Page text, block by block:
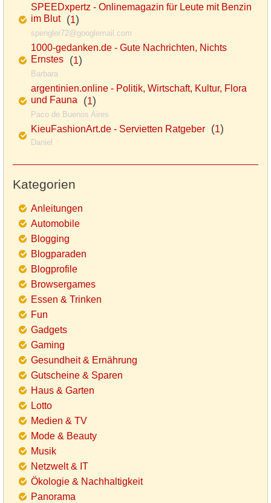
SPEEDxpertz - Onlinemagazin für Leute mit Benzin
im Blut(1)
spengler72@googlemail.com
1000-gedanken.de - Gute Nachrichten, Nichts
Ernstes (1)
Barbara
argentinien.online - Politik, Wirtschaft, Kultur, Flora
und Fauna (1)
Paco de Buenos Aires
KieuFashionArt.de - Servietten Ratgeber (1)
Daniel
Kategorien
Anleitungen
Automobile
Blogging
Blogparaden
Blogprofile
Browsergames
Essen & Trinken
Fun
Gadgets
Gaming
Gesundheit & Ernährung
Gutscheine & Sparen
Haus & Garten
Lotto
Medien & TV
Mode & Beauty
Musik
Netzwelt & IT
Ökologie & Nachhaltigkeit
Panorama